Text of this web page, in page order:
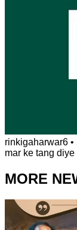
rinkigaharwar6 •
mar ke tang
MORE